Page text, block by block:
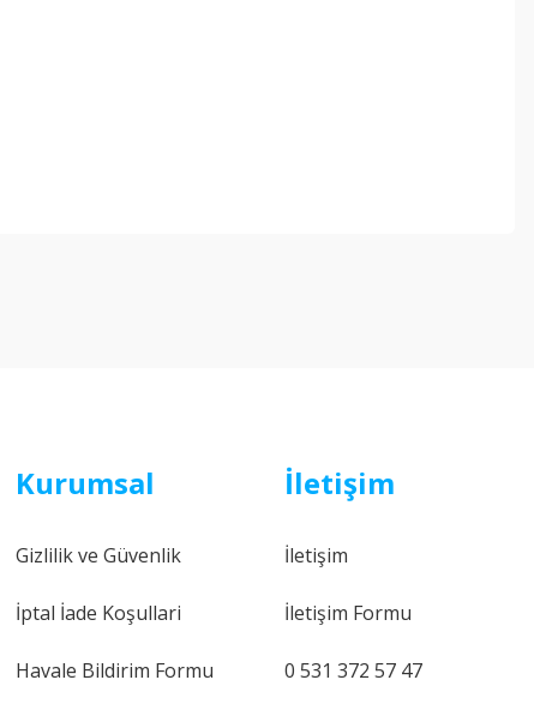
Kurumsal
Gizlilik ve Güvenlik
İptal İade Koşullari
Havale Bildirim Formu
İletişim
İletişim
İletişim Formu
0 531 372 57 47